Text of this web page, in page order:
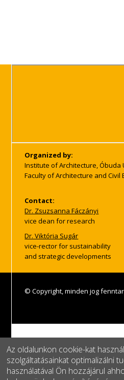
Az oldalunkon cookie-kat
szolgáltatásainkat optimalizálni
használatával Ön hozzájárul
Organized by:
Institute of Architecture, Óbuda
Faculty of Architecture and Civil
Contact:
Dr. Zsuzsanna Fáczányi
vice dean for research
Dr. Viktória Sugár
vice-rector for sustainability
and strategic developments
© Copyright, minden jog